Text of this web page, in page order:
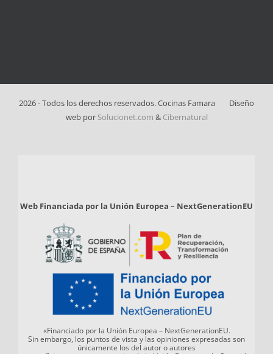
2026 - Todos los derechos reservados. Cocinas Famara
Diseño
web por Solucionet.com & Cibernatural
Web Financiada por la Unión Europea – NextGenerationEU
«Financiado por la Unión Europea – NextGenerationEU.
Sin embargo, los puntos de vista y las opiniones expresadas son
únicamente los del autor o autores